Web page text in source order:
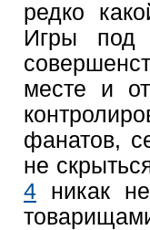
редко
Игры под
месте и
фанатов,
не
4 никак